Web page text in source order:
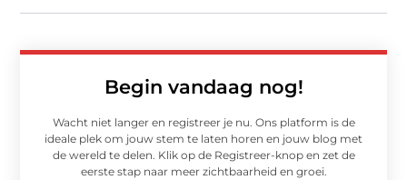
Begin vandaag nog!
Wacht niet langer en registreer je nu. Ons platform is de
ideale plek om jouw stem te laten horen en jouw blog met
de wereld te delen. Klik op de Registreer-knop en zet de
eerste stap naar meer zichtbaarheid en groei.